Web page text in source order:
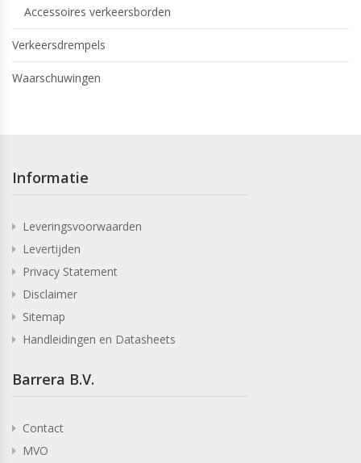
Accessoires verkeersborden
Verkeersdrempels
Waarschuwingen
Informatie
Leveringsvoorwaarden
Levertijden
Privacy Statement
Disclaimer
Sitemap
Handleidingen en Datasheets
Barrera B.V.
Contact
MVO